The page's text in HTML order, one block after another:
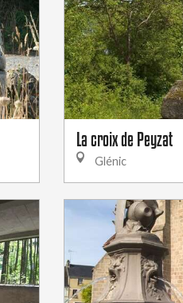
La croix de Peyzat
Glénic